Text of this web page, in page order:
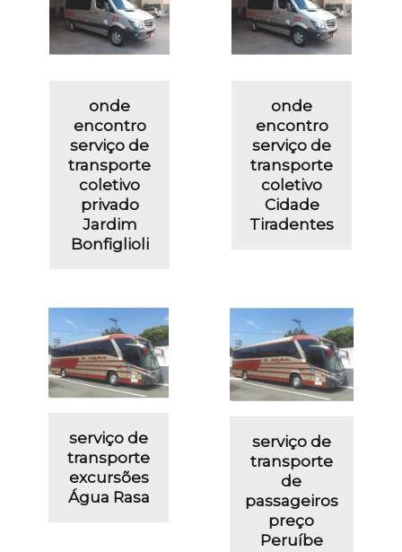
onde
encontro
serviço de
transporte
coletivo
privado
Jardim
Bonfiglioli
onde
encontro
serviço de
transporte
coletivo
Cidade
Tiradentes
serviço de
transporte
excursões
Água Rasa
serviço de
transporte
de
passageiros
preço
Peruíbe